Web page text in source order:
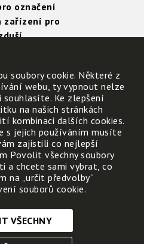
označení
zařízení pro
zařízení Odlučovač popílku
svými
soubory cookie. Některé z
webu, ty vypnout nelze
souhlasíte. Ke zlepšení
na našich stránkách
kombinaci dalších cookies.
s jejich používáním musíte
zajistili co nejlepší
Povolit všechny soubory
a chcete sami vybrat, co
na „určit předvolby“
souborů cookie.
VŠECHNY